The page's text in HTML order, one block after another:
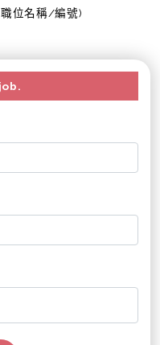
位名稱/編號)